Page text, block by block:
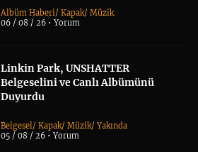
Albüm Haberi/Kapak/Müzik
06 / 08 / 26 •Yorum
Linkin Park, UNSHATTER
Belgeselini ve Canlı Albümünü
Duyurdu
Belgesel/Kapak/Müzik/Yakında
05 / 08 / 26 •Yorum